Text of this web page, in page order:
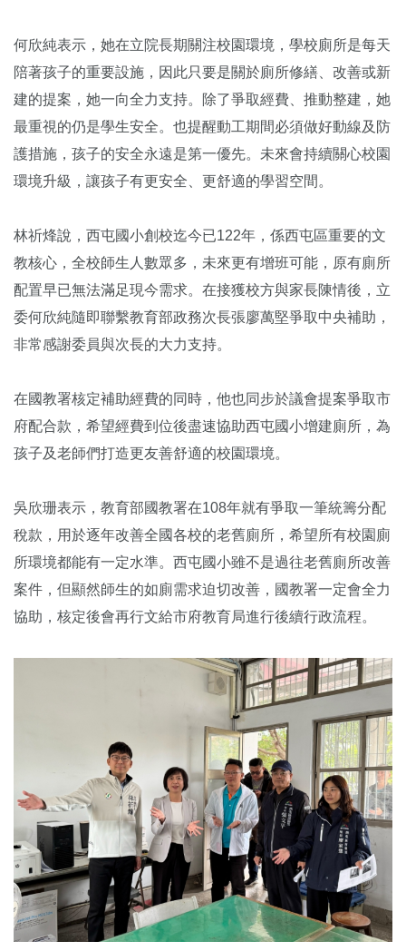
何欣純表示，她在立院長期關注校園環境，學校廁所是每天
陪著孩子的重要設施，因此只要是關於廁所修繕、改善或新
建的提案，她一向全力支持。除了爭取經費、推動整建，她
最重視的仍是學生安全。也提醒動工期間必須做好動線及防
護措施，孩子的安全永遠是第一優先。未來會持續關心校園
環境升級，讓孩子有更安全、更舒適的學習空間。
林祈烽說，西屯國小創校迄今已122年，係西屯區重要的文
教核心，全校師生人數眾多，未來更有增班可能，原有廁所
配置早已無法滿足現今需求。在接獲校方與家長陳情後，立
委何欣純隨即聯繫教育部政務次長張廖萬堅爭取中央補助，
非常感謝委員與次長的大力支持。
在國教署核定補助經費的同時，他也同步於議會提案爭取市
府配合款，希望經費到位後盡速協助西屯國小增建廁所，為
孩子及老師們打造更友善舒適的校園環境。
吳欣珊表示，教育部國教署在108年就有爭取一筆統籌分配
稅款，用於逐年改善全國各校的老舊廁所，希望所有校園廁
所環境都能有一定水準。西屯國小雖不是過往老舊廁所改善
案件，但顯然師生的如廁需求迫切改善，國教署一定會全力
協助，核定後會再行文給市府教育局進行後續行政流程。